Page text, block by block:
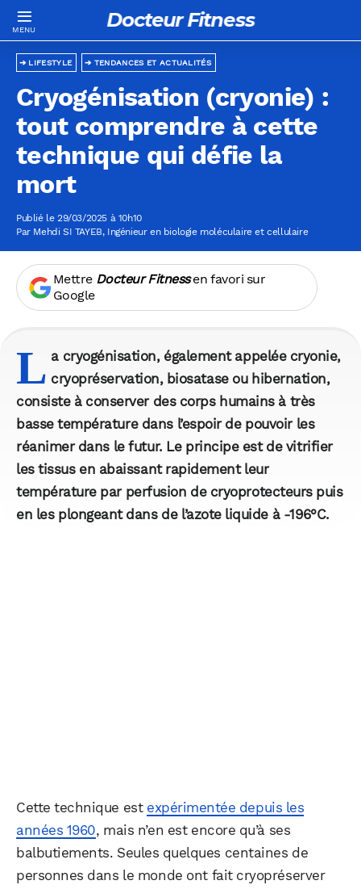
Docteur Fitness
TENDANCES ET ACTUALITÉS
LIFESTYLE
Cryogénisation (cryonie) :
tout comprendre à cette
technique qui défie la
mort
Publié le 29/03/2025 à 10h10
Par Mehdi SI TAYEB, Ingénieur en biologie moléculaire et cellulaire
Mettre Docteur Fitnessen favori sur
Google
L a cryogénisation, également appelée cryonie,
cryopréservation, biosatase ou hibernation,
consiste à conserver des corps humains à très
basse température dans l’espoir de pouvoir les
réanimer dans le futur. Le principe est de vitrifier
les tissus en abaissant rapidement leur
température par perfusion de cryoprotecteurs puis
en les plongeant dans de l’azote liquide à -196°C.
Cette technique est expérimentée depuis les
années 1960, mais n’en est encore qu’à ses
balbutiements. Seules quelques centaines de
personnes dans le monde ont fait cryopréserver